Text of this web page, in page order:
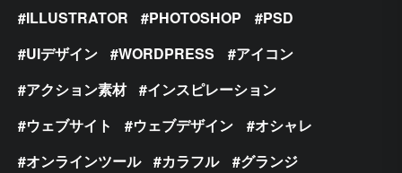
ILLUSTRATOR
PHOTOSHOP
PSD
UIデザイン
WORDPRESS
アイコン
アクション素材
インスピレーション
ウェブサイト
ウェブデザイン
オシャレ
オンラインツール
カラフル
グランジ